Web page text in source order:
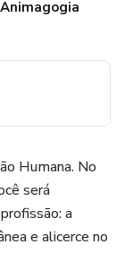
Humana. No
será
a
e alicerce no